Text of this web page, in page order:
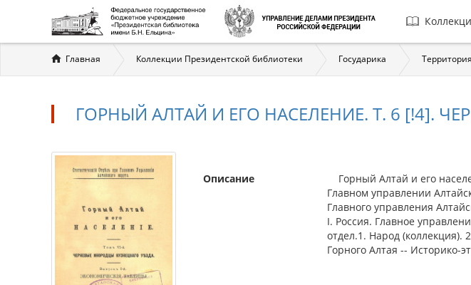
Главная
Вы
здесь
Главная Коллекции Президентской библиотеки Государика
ГОРНЫЙ АЛТАЙ И ЕГО НАСЕЛЕНИЕ. Т. 6 [!4].
Описание
Горный Алтай и его
Главном управлении
Главного управления
I. Россия. Главное
отдел.1. Народ (коллекция).
Горного Алтая -- Историко-